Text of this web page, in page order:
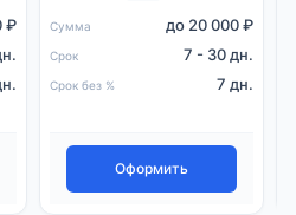
₽ Сумма до 20 000 ₽
Срок 7 - 30 дн.
Срок без % 7 дн.
Оформить